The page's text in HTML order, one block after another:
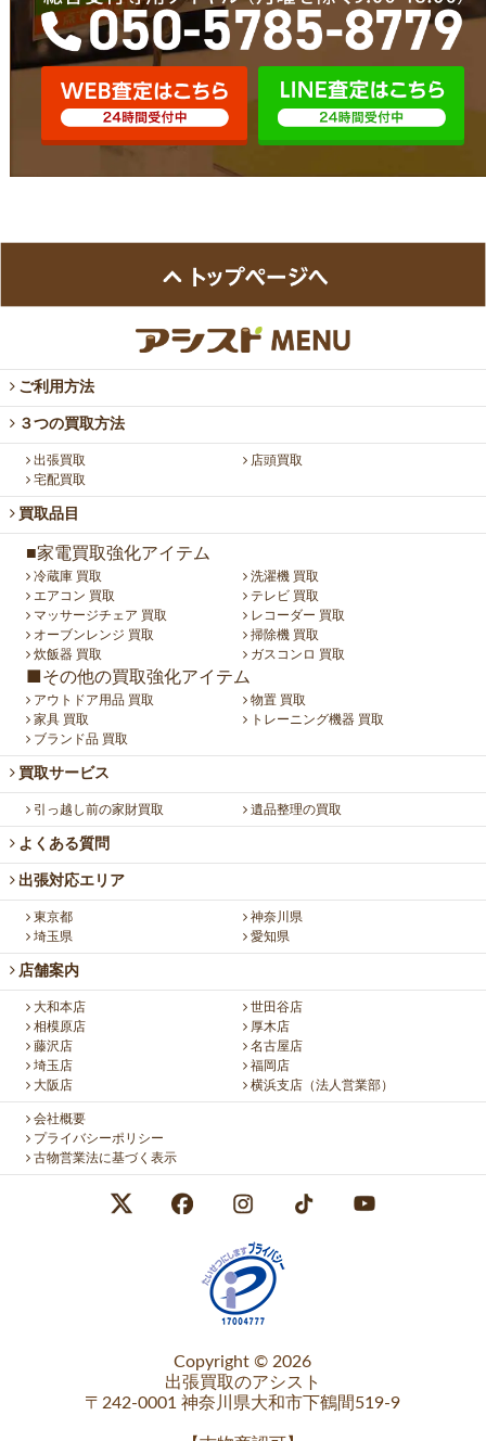
ご利用方法
３つの買取方法
出張買取
店頭買取
宅配買取
買取品目
■家電買取強化アイテム
冷蔵庫 買取
洗濯機 買取
エアコン 買取
テレビ 買取
マッサージチェア 買取
レコーダー 買取
オーブンレンジ 買取
掃除機 買取
炊飯器 買取
ガスコンロ 買取
■その他の買取強化アイテム
アウトドア用品 買取
物置 買取
家具 買取
トレーニング機器 買取
ブランド品 買取
買取サービス
引っ越し前の家財買取 遺品整理の買取
よくある質問
出張対応エリア
東京都
神奈川県
埼玉県
愛知県
店舗案内
大和本店
世田谷店
相模原店
厚木店
藤沢店
名古屋店
埼玉店
福岡店
大阪店
横浜支店（法人営業部）
会社概要
プライバシーポリシー
古物営業法に基づく表示
Copyright © 2026
出張買取のアシスト
〒242-0001 神奈川県大和市下鶴間519-9